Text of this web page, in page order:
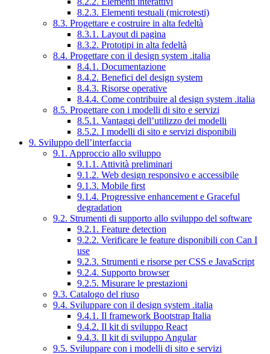
8.2.3. Elementi testuali (microtesti)
8.3. Progettare e costruire in alta fedeltà
8.3.1. Layout di pagina
8.3.2. Prototipi in alta fedeltà
8.4. Progettare con il design system .italia
8.4.1. Documentazione
8.4.2. Benefici del design system
8.4.3. Risorse operative
8.4.4. Come contribuire al design system .italia
8.5. Progettare con i modelli di sito e servizi
8.5.1. Vantaggi dell’utilizzo dei modelli
8.5.2. I modelli di sito e servizi disponibili
9. Sviluppo dell’interfaccia
9.1. Approccio allo sviluppo
9.1.1. Attività preliminari
9.1.2. Web design responsivo e accessibile
9.1.3. Mobile first
9.1.4. Progressive enhancement e Graceful
degradation
9.2. Strumenti di supporto allo sviluppo del software
9.2.1. Feature detection
9.2.2. Verificare le feature disponibili con Can I
use
9.2.3. Strumenti e risorse per CSS e JavaScript
9.2.4. Supporto browser
9.2.5. Misurare le prestazioni
9.3. Catalogo del riuso
9.4. Sviluppare con il design system .italia
9.4.1. Il framework Bootstrap Italia
9.4.2. Il kit di sviluppo React
9.4.3. Il kit di sviluppo Angular
9.5. Sviluppare con i modelli di sito e servizi